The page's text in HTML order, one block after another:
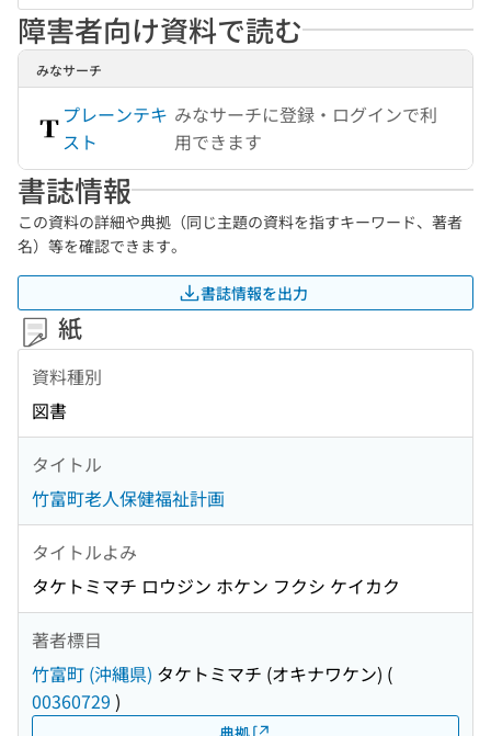
障害者向け資料で読む
みなサーチ
プレーンテキ
スト
みなサーチに登録・ログインで利
用できます
書誌情報
この資料の詳細や典拠（同じ主題の資料を指すキーワード、著者
名）等を確認できます。
書誌情報を出力
紙
資料種別
図書
タイトル
竹富町老人保健福祉計画
タイトルよみ
タケトミマチ ロウジン ホケン フクシ ケイカク
著者標目
竹富町 (沖縄県) タケトミマチ (オキナワケン) (
00360729 )